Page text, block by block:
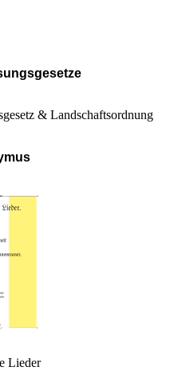
& Landschaftsordnung
Lieder